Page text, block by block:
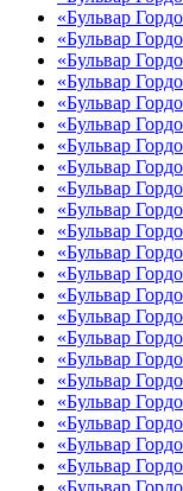
«Бульвар
«Бульвар
«Бульвар
«Бульвар
«Бульвар
«Бульвар
«Бульвар
«Бульвар
«Бульвар
«Бульвар
«Бульвар
«Бульвар
«Бульвар
«Бульвар
«Бульвар
«Бульвар
«Бульвар
«Бульвар
«Бульвар
«Бульвар
«Бульвар
«Бульвар
«Бульвар